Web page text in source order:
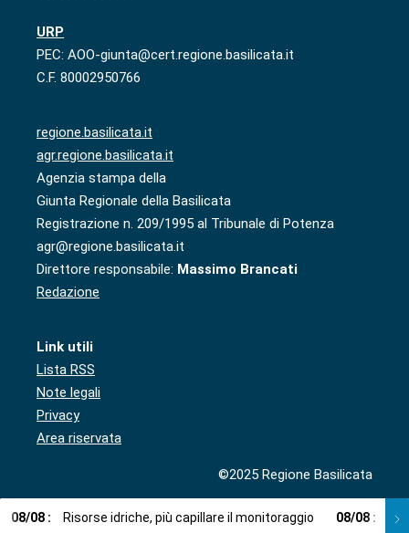
URP
PEC: AOO-giunta@cert.regione.basilicata.it
C.F. 80002950766
regione.basilicata.it
agr.regione.basilicata.it
Agenzia stampa della
Giunta Regionale della Basilicata
Registrazione n. 209/1995 al Tribunale di Potenza
agr@regione.basilicata.it
Direttore responsabile: Massimo Brancati
Redazione
Link utili
Lista RSS
Note legali
Privacy
Area riservata
©2025 Regione Basilicata
08/08 : Risorse idriche, più capillare il monitoraggio 08/08 :